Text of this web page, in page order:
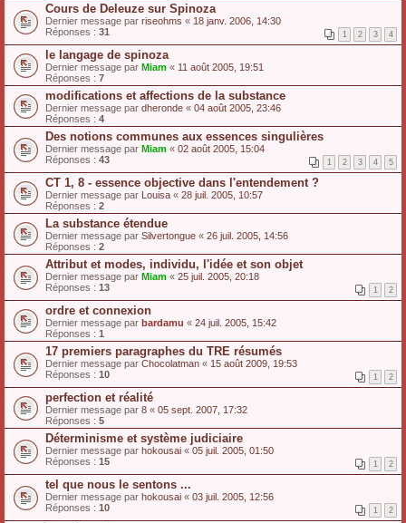
Cours de Deleuze sur Spinoza
Dernier message par riseohms « 18 janv. 2006, 14:30
Réponses : 31 1 2 3 4
le langage de spinoza
Dernier message par Miam « 11 août 2005, 19:51
Réponses : 7
modifications et affections de la substance
Dernier message par dheronde « 04 août 2005, 23:46
Réponses : 4
Des notions communes aux essences singulières
Dernier message par Miam « 02 août 2005, 15:04
Réponses : 43 1 2 3 4 5
CT 1, 8 - essence objective dans l'entendement ?
Dernier message par Louisa « 28 juil. 2005, 10:57
Réponses : 2
La substance étendue
Dernier message par Silvertongue « 26 juil. 2005, 14:56
Réponses : 2
Attribut et modes, individu, l'idée et son objet
Dernier message par Miam « 25 juil. 2005, 20:18
Réponses : 13 1 2
ordre et connexion
Dernier message par bardamu « 24 juil. 2005, 15:42
Réponses : 1
17 premiers paragraphes du TRE résumés
Dernier message par Chocolatman « 15 août 2009, 19:53
Réponses : 10 1 2
perfection et réalité
Dernier message par 8 « 05 sept. 2007, 17:32
Réponses : 5
Déterminisme et système judiciaire
Dernier message par hokousai « 05 juil. 2005, 01:50
Réponses : 15 1 2
tel que nous le sentons ...
Dernier message par hokousai « 03 juil. 2005, 12:56
Réponses : 10 1 2